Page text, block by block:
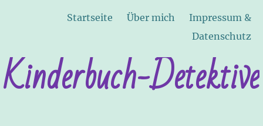
Startseite Über mich
Impressum &
Datenschutz
Kinderbuch-Detektive